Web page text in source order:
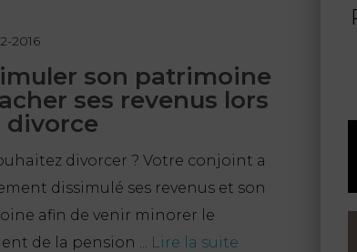
2016
son patrimoine
ses revenus lors
divorce
divorcer ? Votre conjoint a
dissimulé ses revenus et son
afin de venir minorer le
de la pension ... Lire la suite